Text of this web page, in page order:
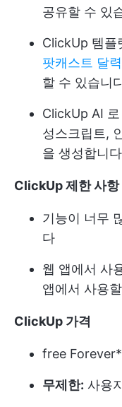
공유할 수 있
ClickUp 템플
팟캐스트 달
할 수 있습니
ClickUp AI
성스크립트,
을 생성합니다
ClickUp 제한 사항
기능이 너무
다
웹 앱에서 사
앱에서 사용
ClickUp 가격
free
무제한: 사용